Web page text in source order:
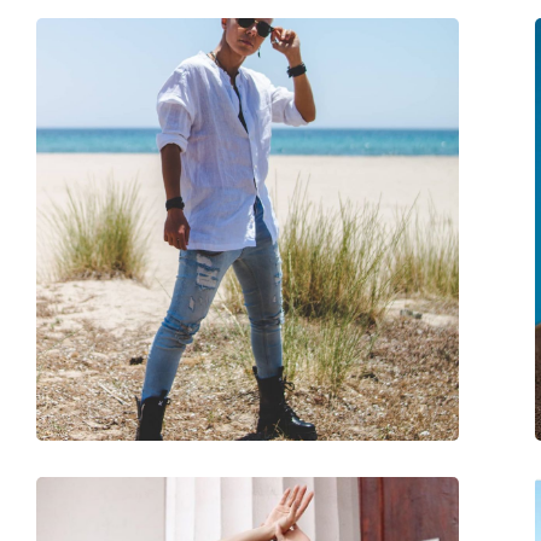
Lavetă pentru curățat:
Categorie:
Ochelari de soare
Brand:
Utilizare:
Modă
Cod:
RB4165 601/8G 54
Disponibil si cu dioptrii:
Da